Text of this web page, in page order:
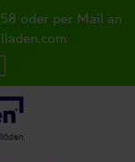
oder per Mail an